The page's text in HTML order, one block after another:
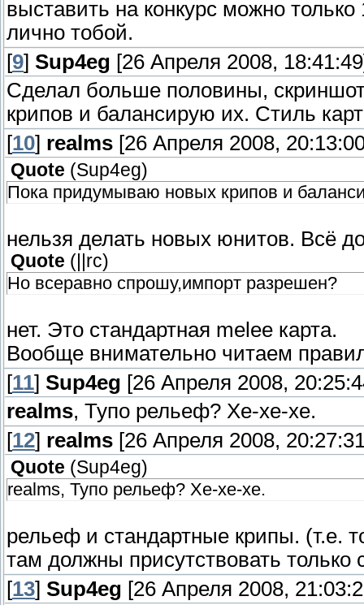
выставить на конкурс можно
лично тобой.
[9] Sup4eg [26 Апреля 2008,
Сделал больше половины,
крипов и балансирую их. Стиль
[10] realms [26 Апреля 2008,
Quote (Sup4eg)
Пока придумываю новых крипов и
нельзя делать новых юнитов. Всё
Quote ( ||rc)
Но всеравно спрошу,импорт разрешен?
нет. Это стандартная melee карта.
Вообще внимательно читаем
[11] Sup4eg [26 Апреля 2008,
realms, Тупо рельеф? Хе-хе-хе.
[12] realms [26 Апреля 2008,
Quote (Sup4eg)
realms, Тупо рельеф? Хе-хе-хе.
рельеф и стандартные крипы. (т.е.
там должны присутствовать
[13] Sup4eg [26 Апреля 2008,